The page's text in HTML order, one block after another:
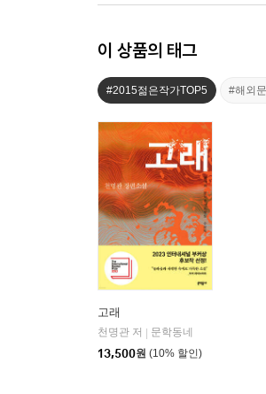
이 상품의 태그
#2015젊은작가TOP5 #해외
고래
천명관 저
문학동네
13,500원 (10% 할인)